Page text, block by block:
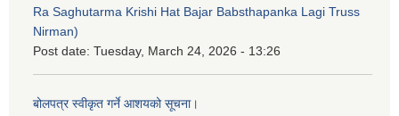
Ra Saghutarma Krishi Hat Bajar Babsthapanka Lagi Truss
Nirman)
Post date: Tuesday, March 24, 2026 - 13:26
बोलपत्र स्वीकृत गर्ने आशयको सूचना।